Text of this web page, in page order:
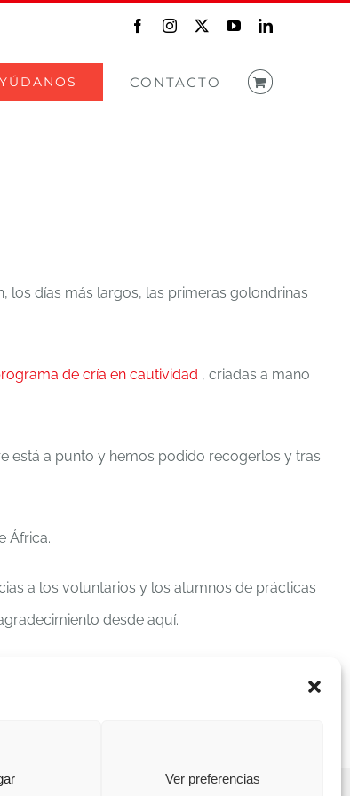
Ver preferencias
FacebookInstagram YouTubeLinkedIn
CONTACTO
los días más largos, las primeras golondrinas
de cría en cautividad , criadas a mano
está a punto y hemos podido recogerlos y tras
África.
a los voluntarios y los alumnos de prácticas
desde aquí.